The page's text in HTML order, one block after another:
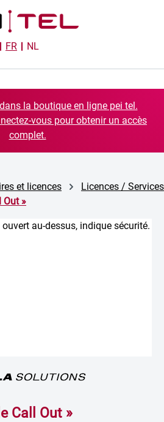
FR NL
la boutique en ligne pei tel.
vous pour obtenir un accès
complet.
et licences
Licences / Services
Out »
Call Out »